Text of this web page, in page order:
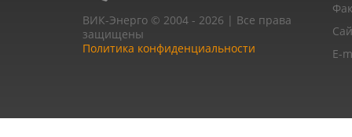
ВИК-Энерго © 2004 - 2026 | Все права
защищены
Политика конфиденциальности
E-